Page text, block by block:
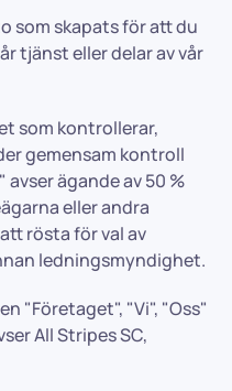
som skapats för att du
tjänst eller delar av vår
som kontrollerar,
gemensam kontroll
ägande av 50 %
eller andra
rösta för val av
ledningsmyndighet.
"Företaget", "Vi", "Oss"
All Stripes SC,